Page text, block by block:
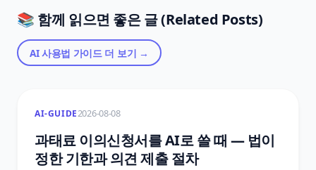
📚 함께 읽으면 좋은 글 (Related Posts)
AI 사용법 가이드더 보기 →
AI-GUIDE2026-08-08
과태료 이의신청서를 AI로 쓸 때 — 법이
정한 기한과 의견 제출 절차